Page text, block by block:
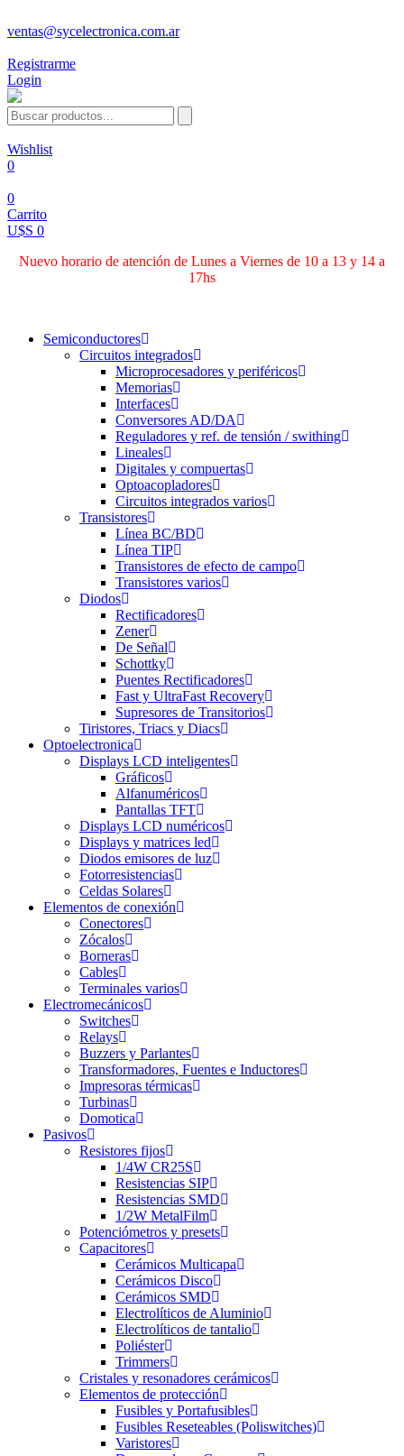
ventas@sycelectronica.com.ar
Registrarme
Login
Wishlist
0
0
Carrito
U$S 0
Nuevo horario de atención de Lunes a Viernes de 10 a 13 y 14 a
17hs
Semiconductores
Circuitos integrados
Microprocesadores y periféricos
Memorias
Interfaces
Conversores AD/DA
Reguladores y ref. de tensión / swithing
Lineales
Digitales y compuertas
Optoacopladores
Circuitos integrados varios
Transistores
Línea BC/BD
Línea TIP
Transistores de efecto de campo
Transistores varios
Diodos
Rectificadores
Zener
De Señal
Schottky
Puentes Rectificadores
Fast y UltraFast Recovery
Supresores de Transitorios
Tiristores, Triacs y Diacs
Optoelectronica
Displays LCD inteligentes
Gráficos
Alfanuméricos
Pantallas TFT
Displays LCD numéricos
Displays y matrices led
Diodos emisores de luz
Fotorresistencias
Celdas Solares
Elementos de conexión
Conectores
Zócalos
Borneras
Cables
Terminales varios
Electromecánicos
Switches
Relays
Buzzers y Parlantes
Transformadores, Fuentes e Inductores
Impresoras térmicas
Turbinas
Domotica
Pasivos
Resistores fijos
1/4W CR25S
Resistencias SIP
Resistencias SMD
1/2W MetalFilm
Potenciómetros y presets
Capacitores
Cerámicos Multicapa
Cerámicos Disco
Cerámicos SMD
Electrolíticos de Aluminio
Electrolíticos de tantalio
Poliéster
Trimmers
Cristales y resonadores cerámicos
Elementos de protección
Fusibles y Portafusibles
Fusibles Reseteables (Poliswitches)
Varistores